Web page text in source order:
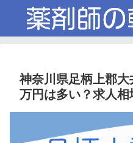
神奈川県足柄上郡
万円は多い？求人相